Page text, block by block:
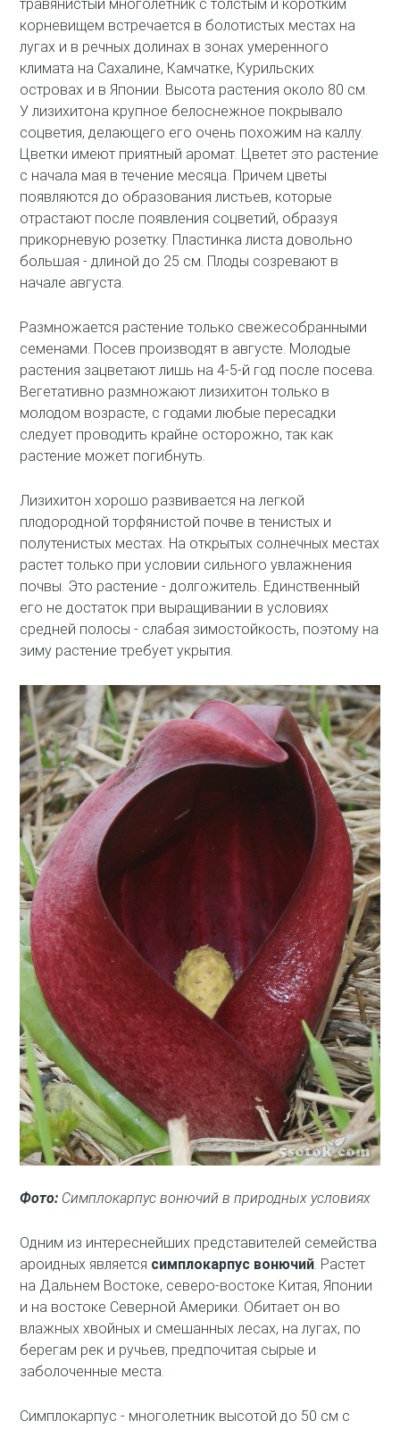
травянистый многолетник с толстым и коротким
корневищем встречается в болотистых местах на
лугах и в речных долинах в зонах умеренного
климата на Сахалине, Камчатке, Курильских
островах и в Японии. Высота растения около 80 см.
У лизихитона крупное белоснежное покрывало
соцветия, делающего его очень похожим на каллу.
Цветки имеют приятный аромат. Цветет это растение
с начала мая в течение месяца. Причем цветы
появляются до образования листьев, которые
отрастают после появления соцветий, образуя
прикорневую розетку. Пластинка листа довольно
большая - длиной до 25 см. Плоды созревают в
начале августа.
Размножается растение только свежесобранными
семенами. Посев производят в августе. Молодые
растения зацветают лишь на 4-5-й год после посева.
Вегетативно размножают лизихитон только в
молодом возрасте, с годами любые пересадки
следует проводить крайне осторожно, так как
растение может погибнуть.
Лизихитон хорошо развивается на легкой
плодородной торфянистой почве в тенистых и
полутенистых местах. На открытых солнечных местах
растет только при условии сильного увлажнения
почвы. Это растение - долгожитель. Единственный
его не достаток при выращивании в условиях
средней полосы - слабая зимостойкость, поэтому на
зиму растение требует укрытия.
Фото: Симплокарпус вонючий в природных условиях
Одним из интереснейших представителей семейства
ароидных является симплокарпус вонючий . Растет
на Дальнем Востоке, северо-востоке Китая, Японии
и на востоке Северной Америки. Обитает он во
влажных хвойных и смешанных лесах, на лугах, по
берегам рек и ручьев, предпочитая сырые и
заболоченные места.
Симплокарпус - многолетник высотой до 50 см с